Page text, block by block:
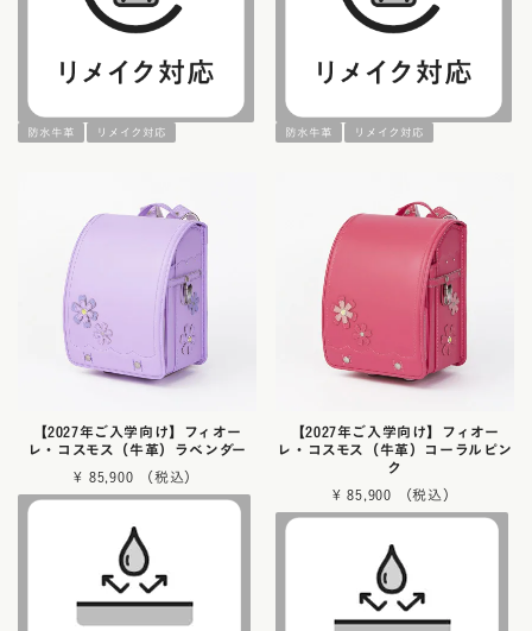
防水牛革 リメイク対応 防水牛革 リメイク対応
【2027年ご入学向け】フィオー
レ・コスモス（牛革）ラベンダー
¥ 85,900
【2027年ご入学向け】フィオー
レ・コスモス（牛革）コーラルピン
ク
¥ 85,900